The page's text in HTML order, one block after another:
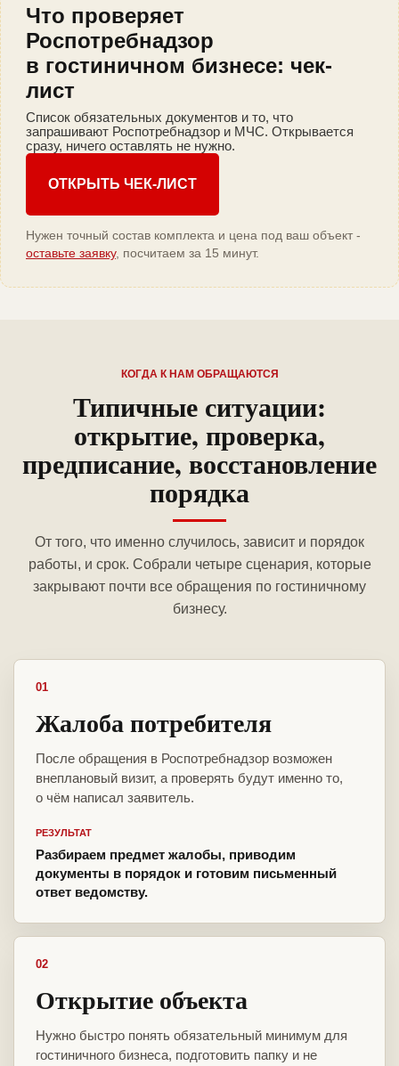
Что проверяет
Роспотребнадзор
в гостиничном бизнесе: чек-
лист
Список обязательных документов и то, что
запрашивают Роспотребнадзор и МЧС. Открывается
сразу, ничего оставлять не нужно.
ОТКРЫТЬ ЧЕК-ЛИСТ
Нужен точный состав комплекта и цена под ваш объект -
оставьте заявку, посчитаем за 15 минут.
КОГДА К НАМ ОБРАЩАЮТСЯ
Типичные ситуации:
открытие, проверка,
предписание, восстановление
порядка
От того, что именно случилось, зависит и порядок
работы, и срок. Собрали четыре сценария, которые
закрывают почти все обращения по гостиничному
бизнесу.
01
Жалоба потребителя
После обращения в Роспотребнадзор возможен
внеплановый визит, а проверять будут именно то,
о чём написал заявитель.
РЕЗУЛЬТАТ
Разбираем предмет жалобы, приводим
документы в порядок и готовим письменный
ответ ведомству.
02
Открытие объекта
Нужно быстро понять обязательный минимум для
гостиничного бизнеса, подготовить папку и не